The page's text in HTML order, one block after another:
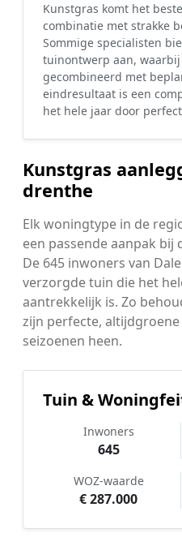
Kunstgras komt het
combinatie met strakke
Sommige specialisten
tuinontwerp aan,
gecombineerd met
eindresultaat is een
het hele jaar door
Kunstgras
drenthe
Elk woningtype in de
een passende aanpak bij
De 645 inwoners van
verzorgde tuin die het
aantrekkelijk is. Zo
zijn perfecte,
seizoenen heen.
Tuin &
Inwoners
645
WOZ-waarde
€ 287.000